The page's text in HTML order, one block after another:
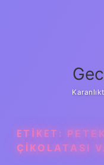
ETIKET:
ÇIKOLATASI